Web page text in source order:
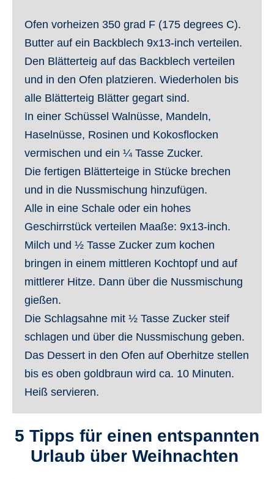
Ofen vorheizen 350 grad F (175 degrees C).
Butter auf ein Backblech 9x13-inch verteilen.
Den Blätterteig auf das Backblech verteilen
und in den Ofen platzieren. Wiederholen bis
alle Blätterteig Blätter gegart sind.
In einer Schüssel Walnüsse, Mandeln,
Haselnüsse, Rosinen und Kokosflocken
vermischen und ein ¼ Tasse Zucker.
Die fertigen Blätterteige in Stücke brechen
und in die Nussmischung hinzufügen.
Alle in eine Schale oder ein hohes
Geschirrstück verteilen Maaße: 9x13-inch.
Milch und ½ Tasse Zucker zum kochen
bringen in einem mittleren Kochtopf und auf
mittlerer Hitze. Dann über die Nussmischung
gießen.
Die Schlagsahne mit ½ Tasse Zucker steif
schlagen und über die Nussmischung geben.
Das Dessert in den Ofen auf Oberhitze stellen
bis es oben goldbraun wird ca. 10 Minuten.
Heiß servieren.
5 Tipps für einen entspannten
Urlaub über Weihnachten